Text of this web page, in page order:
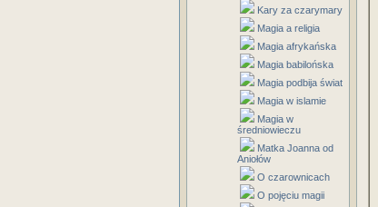
Kary za czarymary
Magia a religia
Magia afrykańska
Magia babilońska
Magia podbija świat
Magia w islamie
Magia w
średniowieczu
Matka Joanna od
Aniołów
O czarownicach
O pojęciu magii